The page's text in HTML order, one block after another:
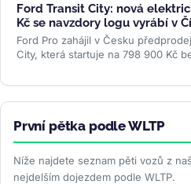
Ford Transit City: nová
Kč se navzdory logu vyrábí v
Ford Pro zahájil v Česku
City, která startuje na 798 900 Kč
První pětka podle WLTP
Níže najdete seznam pěti vozů z
nejdelším dojezdem podle WLTP.